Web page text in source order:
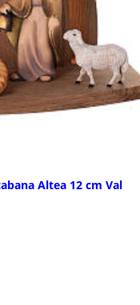
Altea 12 cm Val